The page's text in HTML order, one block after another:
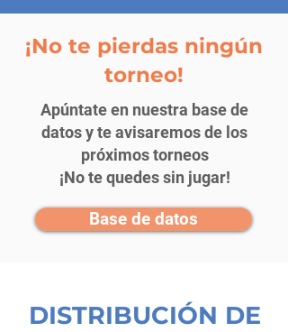
¡No te pierdas ningún
torneo!
Apúntate en nuestra base de
datos y te avisaremos de los
próximos torneos
¡No te quedes sin jugar!
Base de datos
DISTRIBUCIÓN DE